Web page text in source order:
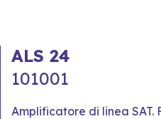
ALS 24
101001
Amplificatore di linea SAT.